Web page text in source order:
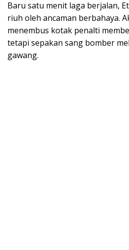
Baru satu menit laga berjalan,
riuh oleh ancaman berbahaya.
menembus kotak penalti
tetapi sepakan sang bomber
gawang.